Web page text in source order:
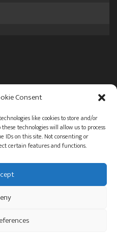
Consent
like cookies to store and/or
technologies will allow us to process
IDs on this site. Not consenting or
certain features and functions.